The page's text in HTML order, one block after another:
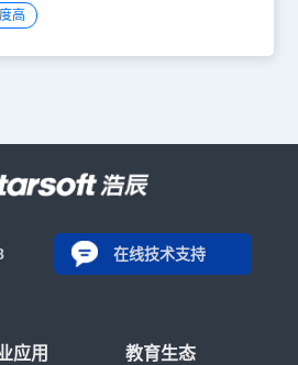
高
在线技术支持
应用 教育生态